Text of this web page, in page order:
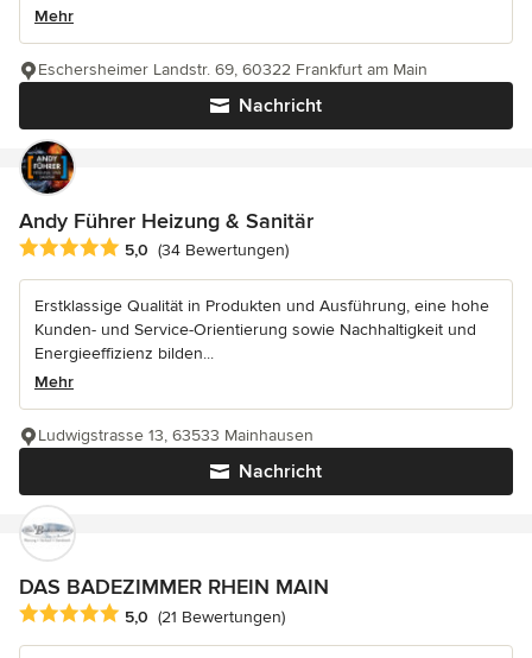
Mehr
Nachricht
Eschersheimer Landstr. 69, 60322 Frankfurt am Main
Andy Führer Heizung & Sanitär
Durchschnittliche Bewertung: 5 von 5 Sternen
5,0 (34 Bewertungen)
Erstklassige Qualität in Produkten und Ausführung, eine hohe
Kunden- und Service-Orientierung sowie Nachhaltigkeit und
Energieeffizienz bilden...
Mehr
Nachricht
Ludwigstrasse 13, 63533 Mainhausen
DAS BADEZIMMER RHEIN MAIN
Durchschnittliche Bewertung: 5 von 5 Sternen
5,0 (21 Bewertungen)